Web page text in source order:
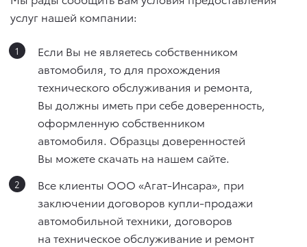
услуг нашей компании:
Если Вы не являетесь собственником
автомобиля, то для прохождения
технического обслуживания и ремонта,
Вы должны иметь при себе доверенность,
оформленную собственником
автомобиля. Образцы доверенностей
Вы можете скачать на нашем сайте.
Все клиенты ООО «Агат-Инсара», при
заключении договоров купли-продажи
автомобильной техники, договоров
на техническое обслуживание и ремонт